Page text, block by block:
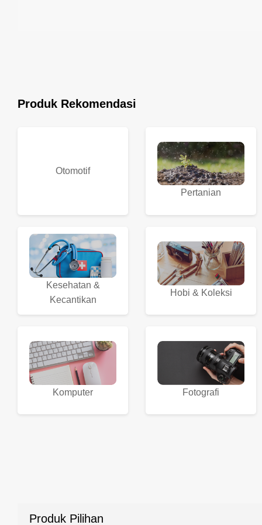
Produk Rekomendasi
Otomotif
Pertanian
Kesehatan &
Kecantikan
Hobi & Koleksi
Komputer Fotografi
Produk Pilihan